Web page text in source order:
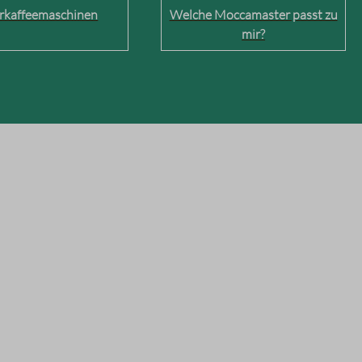
Welche Moccamaster passt zu
mir?